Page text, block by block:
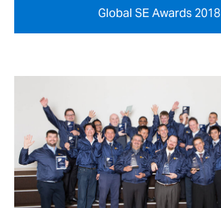
Global SE Awards 2018